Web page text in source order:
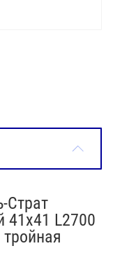
Страт
41х41 L2700